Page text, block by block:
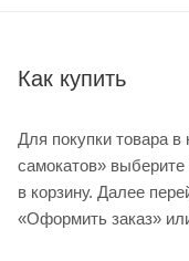
Как купить
Для покупки товара
самокатов»
в корзину. Далее
«Оформить заказ»